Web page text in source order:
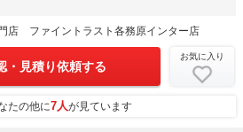
店 ファイントラスト各務原インター店
・見積り依頼する
お気に入り
たの他に7人が見ています